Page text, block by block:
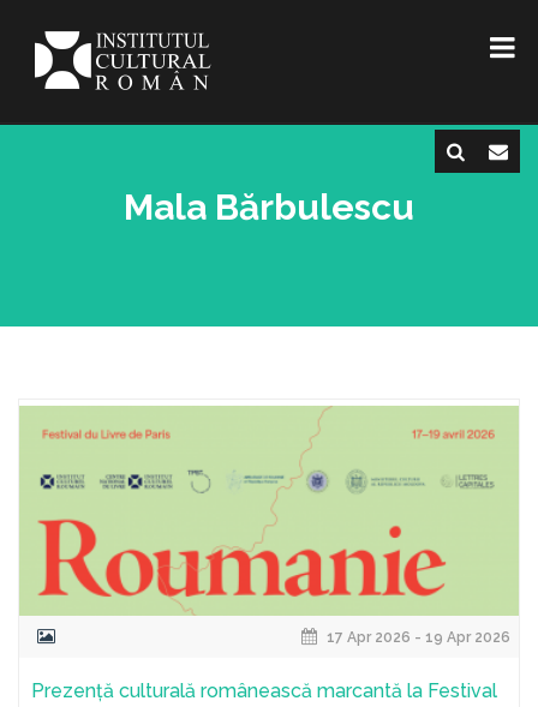
Mala Bărbulescu
17 Apr 2026 - 19 Apr 2026
Prezență culturală românească marcantă la Festival